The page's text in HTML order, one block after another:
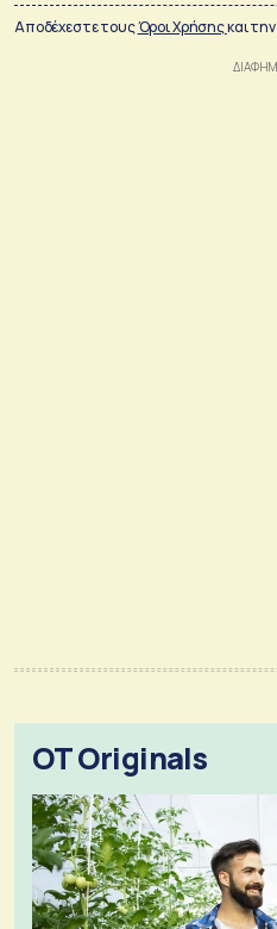
Αποδέχεστε τουςΌροι Χρήσηςκαι την
OT Originals